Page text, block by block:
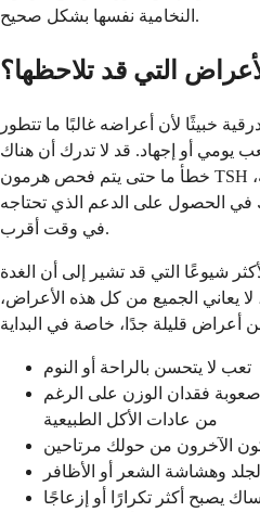
النخامية نفسها بشكل صحيح.
التي قد تلاحظها؟
خبيثًا لأن أعراضه غالبًا ما تتطور
يومي أو إجهاد. قد لا تدرك أن هناك
خطأ ما حتى يتم فحص هرمون TSH لديك. لكن جسمك يعطيك أدلة،
في الحصول على الدعم الذي تحتاجه
في وقت أقرب.
شيوعًا التي قد تشير إلى أن الغدة
لا يعاني الجميع من كل هذه الأعراض،
تعب لا يتحسن بالراحة أو النوم
فقدان الوزن على الرغم
من عادات الأكل الطبيعية
الآخرون من حولك مرتاحين
وهشاشة الشعر أو الأظافر
يصبح أكثر تكرارًا أو إزعاجًا